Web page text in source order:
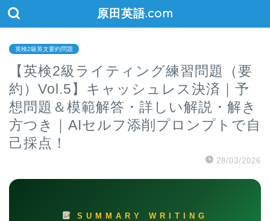
原田英語.com
英検2級英文要約問題
【英検2級ライティング練習問題（要
約）Vol.5】キャッシュレス決済｜予
想問題＆模範解答・詳しい解説・解き
方つき｜AIセルフ添削プロンプトで自
己採点！
28/03/2026
SUMMARY WRITING